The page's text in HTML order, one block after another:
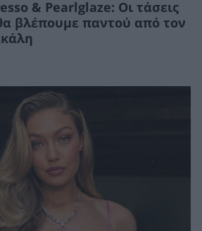
& Pearlglaze: Οι τάσεις
βλέπουμε παντού από τον